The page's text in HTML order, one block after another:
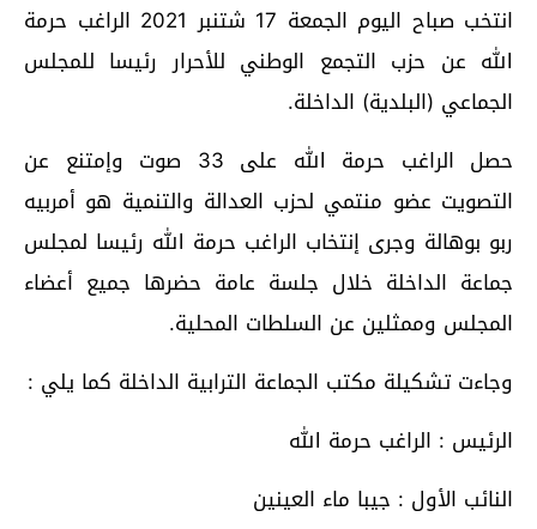
انتخب صباح اليوم الجمعة 17 شتنبر 2021 الراغب حرمة
الله عن حزب التجمع الوطني للأحرار رئيسا للمجلس
الجماعي (البلدية) الداخلة.
حصل الراغب حرمة الله على 33 صوت وإمتنع عن
التصويت عضو منتمي لحزب العدالة والتنمية هو أمربيه
ربو بوهالة وجرى إنتخاب الراغب حرمة الله رئيسا لمجلس
جماعة الداخلة خلال جلسة عامة حضرها جميع أعضاء
المجلس وممثلين عن السلطات المحلية.
وجاءت تشكيلة مكتب الجماعة الترابية الداخلة كما يلي :
الرئيس : الراغب حرمة الله
النائب الأول : جيبا ماء العينين